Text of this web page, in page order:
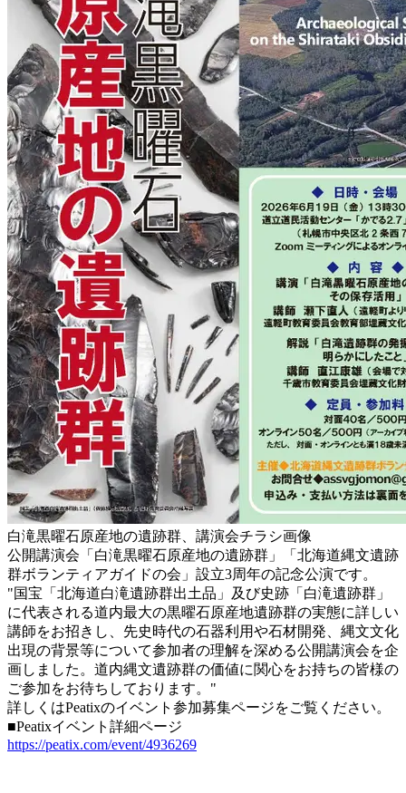
白滝黒曜石原産地の遺跡群、講演会チラシ画像
公開講演会「白滝黒曜石原産地の遺跡群」「北海道縄文遺跡
群ボランティアガイドの会」設立3周年の記念公演です。
"国宝「北海道白滝遺跡群出土品」及び史跡「白滝遺跡群」
に代表される道内最大の黒曜石原産地遺跡群の実態に詳しい
講師をお招きし、先史時代の石器利用や石材開発、縄文文化
出現の背景等について参加者の理解を深める公開講演会を企
画しました。道内縄文遺跡群の価値に関心をお持ちの皆様の
ご参加をお待ちしております。"
詳しくはPeatixのイベント参加募集ページをご覧ください。
■Peatixイベント詳細ページ
https://peatix.com/event/4936269